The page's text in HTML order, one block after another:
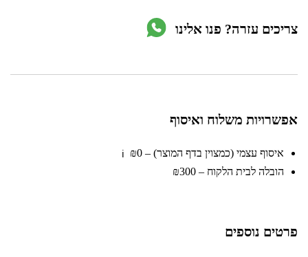
צריכים עזרה? פנו אלינו
אפשרויות משלוח ואיסוף
איסוף עצמי (כמצוין בדף המוצר) – ₪0 ℹ️
הובלה לבית הלקוח – ₪300
פרטים נוספים